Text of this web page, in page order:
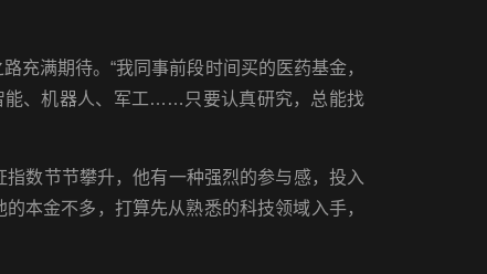
充满期待。“我同事前段时间买的医药基金，
能、机器人、军工……只要认真研究，总能找
数节节攀升，他有一种强烈的参与感，投入
本金不多，打算先从熟悉的科技领域入手，